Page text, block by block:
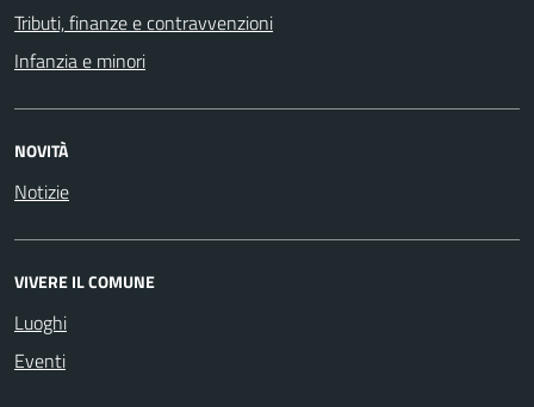
Tributi, finanze e contravvenzioni
Infanzia e minori
NOVITÀ
Notizie
VIVERE IL COMUNE
Luoghi
Eventi